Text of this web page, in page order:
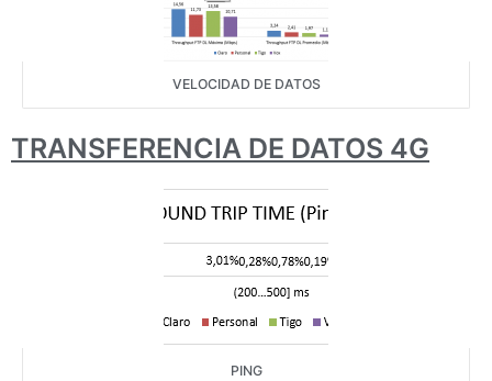
VELOCIDAD DE DATOS
TRANSFERENCIA DE DATOS 4G
PING